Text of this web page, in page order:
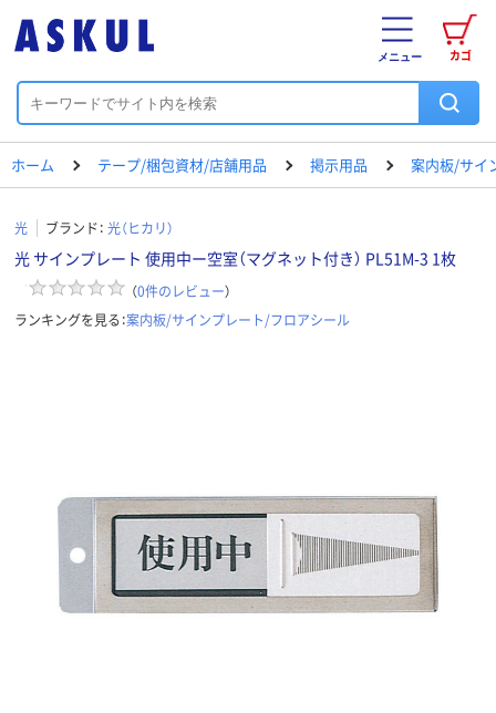
カゴ
メニュー
ホーム テープ/梱包資材/店舗用品 掲示用品 案内板/サイ
光 ブランド： 光（ヒカリ）
光 サインプレート 使用中ー空室（マグネット付き） PL51M-3 1枚
（0件のレビュー）
ランキングを見る：案内板/サインプレート/フロアシール